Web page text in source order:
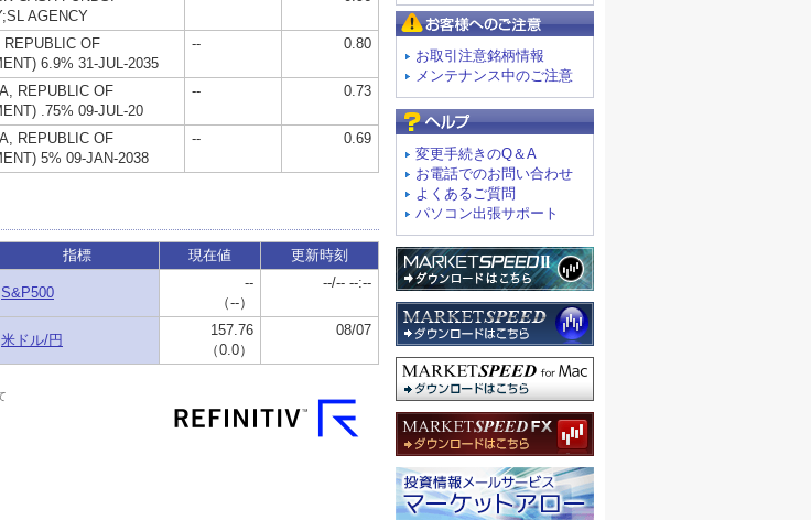
お取引注意銘柄情報
メンテナンス中のご注意
変更手続きのQ＆A
お電話でのお問い合わせ
よくあるご質問
パソコン出張サポート